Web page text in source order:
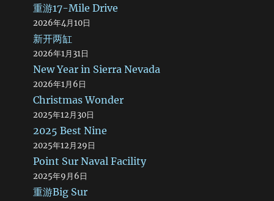
重游17-Mile Drive
2026年4月10日
新开两缸
2026年1月31日
New Year in Sierra Nevada
2026年1月6日
Christmas Wonder
2025年12月30日
2025 Best Nine
2025年12月29日
Point Sur Naval Facility
2025年9月6日
重游Big Sur